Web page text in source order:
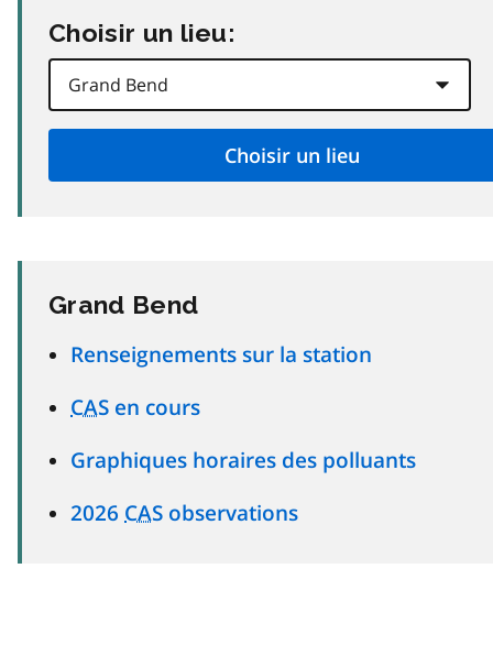
Choisir un lieu:
Grand Bend
Renseignements sur la station
CAS en cours
Graphiques horaires des polluants
2026 CAS observations